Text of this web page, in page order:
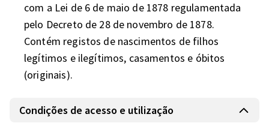
com a Lei de 6 de maio de 1878 regulamentada
pelo Decreto de 28 de novembro de 1878.
Contém registos de nascimentos de filhos
legítimos e ilegítimos, casamentos e óbitos
(originais).
Condições de acesso e utilização